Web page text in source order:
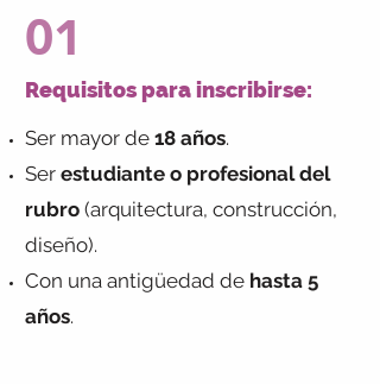
01
Requisitos para inscribirse:
Ser mayor de 18 años.
Ser estudiante o profesional del
rubro (arquitectura, construcción,
diseño).
Con una antigüedad de hasta 5
años.